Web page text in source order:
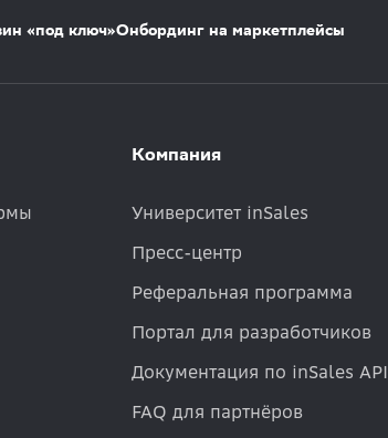
«под ключ»Онбординг на маркетплейсы
Компания
Университет inSales
Пресс-центр
Реферальная программа
Портал для разработчиков
Документация по inSales API
FAQ для партнёров